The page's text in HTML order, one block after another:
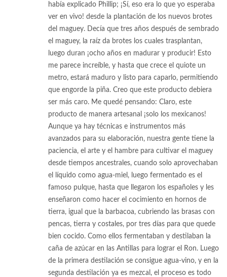
había explicado Phillip; ¡Sí, eso era lo que yo esperaba
ver en vivo! desde la plantación de los nuevos brotes
del maguey. Decía que tres años después de sembrado
el maguey, la raíz da brotes los cuales trasplantan,
luego duran ¡ocho años en madurar y producir! Esto
me parece increíble, y hasta que crece el quiote un
metro, estará maduro y listo para caparlo, permitiendo
que engorde la piña. Creo que este producto debiera
ser más caro. Me quedé pensando: Claro, este
producto de manera artesanal ¡solo los mexicanos!
Aunque ya hay técnicas e instrumentos más
avanzados para su elaboración, nuestra gente tiene la
paciencia, el arte y el hambre para cultivar el maguey
desde tiempos ancestrales, cuando solo aprovechaban
el líquido como agua-miel, luego fermentado es el
famoso pulque, hasta que llegaron los españoles y les
enseñaron como hacer el cocimiento en hornos de
tierra, igual que la barbacoa, cubriendo las brasas con
pencas, tierra y costales, por tres días para que quede
bien cocido. Como ellos fermentaban y destilaban la
caña de azúcar en las Antillas para lograr el Ron. Luego
de la primera destilación se consigue agua-vino, y en la
segunda destilación ya es mezcal, el proceso es todo